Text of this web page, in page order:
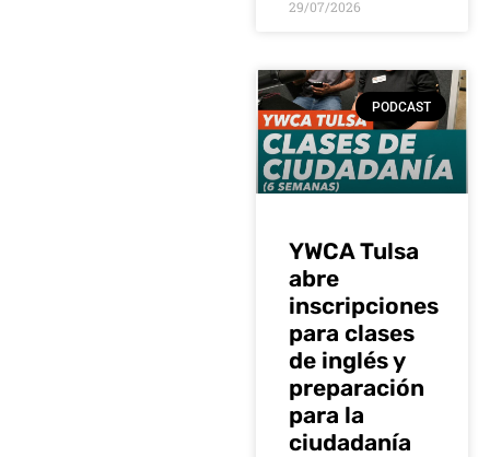
29/07/2026
PODCAST
YWCA Tulsa
abre
inscripciones
para clases
de inglés y
preparación
para la
ciudadanía